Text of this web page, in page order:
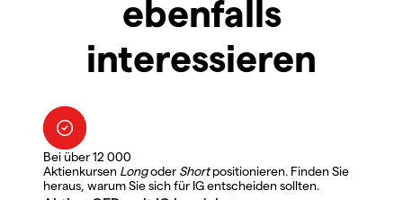
ebenfalls
interessieren
Bei über 12 000
Aktienkursen LongoderShortpositionieren. Finden Sie
heraus, warum Sie sich für IG entscheiden sollten.